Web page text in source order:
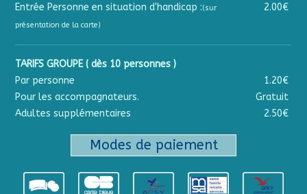
Entrée Personne en situation d'handicap :(sur
présentation de la carte)
2.00€
TARIFS GROUPE ( dès 10 personnes )
Par personne
1.20€
Pour les accompagnateurs.
Gratuit
Adultes supplémentaires
2.50€
Modes de paiement